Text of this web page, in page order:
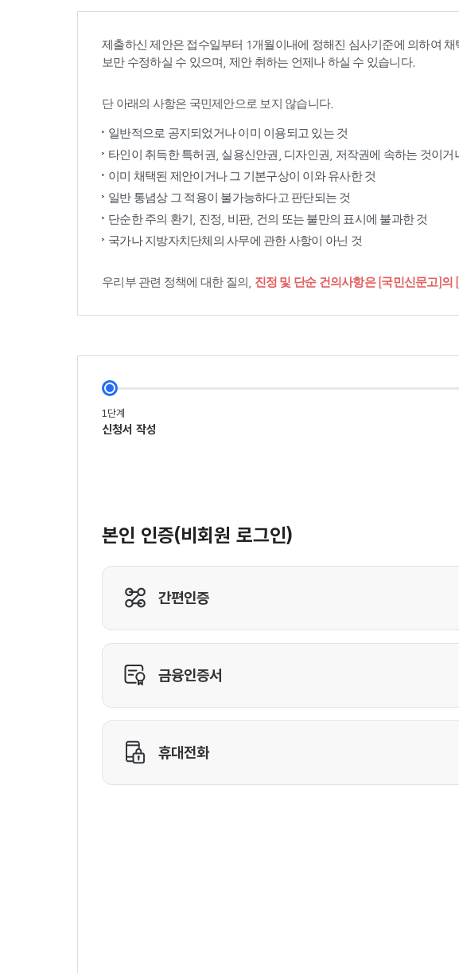
제출하신 제안은 접수일부터 1개월이내에 정해진 심사기준에 의하여
보만 수정하실 수 있으며, 제안 취하는 언제나 하실 수 있습니다.
단 아래의 사항은 국민제안으로 보지 않습니다.
일반적으로 공지되었거나 이미 이용되고 있는 것
타인이 취득한 특허권, 실용신안권, 디자인권, 저작권에 속하는 것이
이미 채택된 제안이거나 그 기본구상이 이와 유사한 것
일반 통념상 그 적용이 불가능하다고 판단되는 것
단순한 주의 환기, 진정, 비판, 건의 또는 불만의 표시에 불과한 것
국가나 지방자치단체의 사무에 관한 사항이 아닌 것
우리부 관련 정책에 대한 질의, 진정 및 단순 건의사항은 [국민신문고]의